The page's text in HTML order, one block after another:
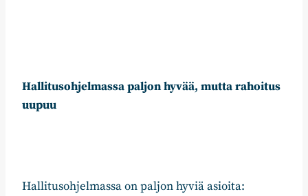
Hallitusohjelmassa paljon hyvää, mutta rahoitus
uupuu
Hallitusohjelmassa on paljon hyviä asioita: